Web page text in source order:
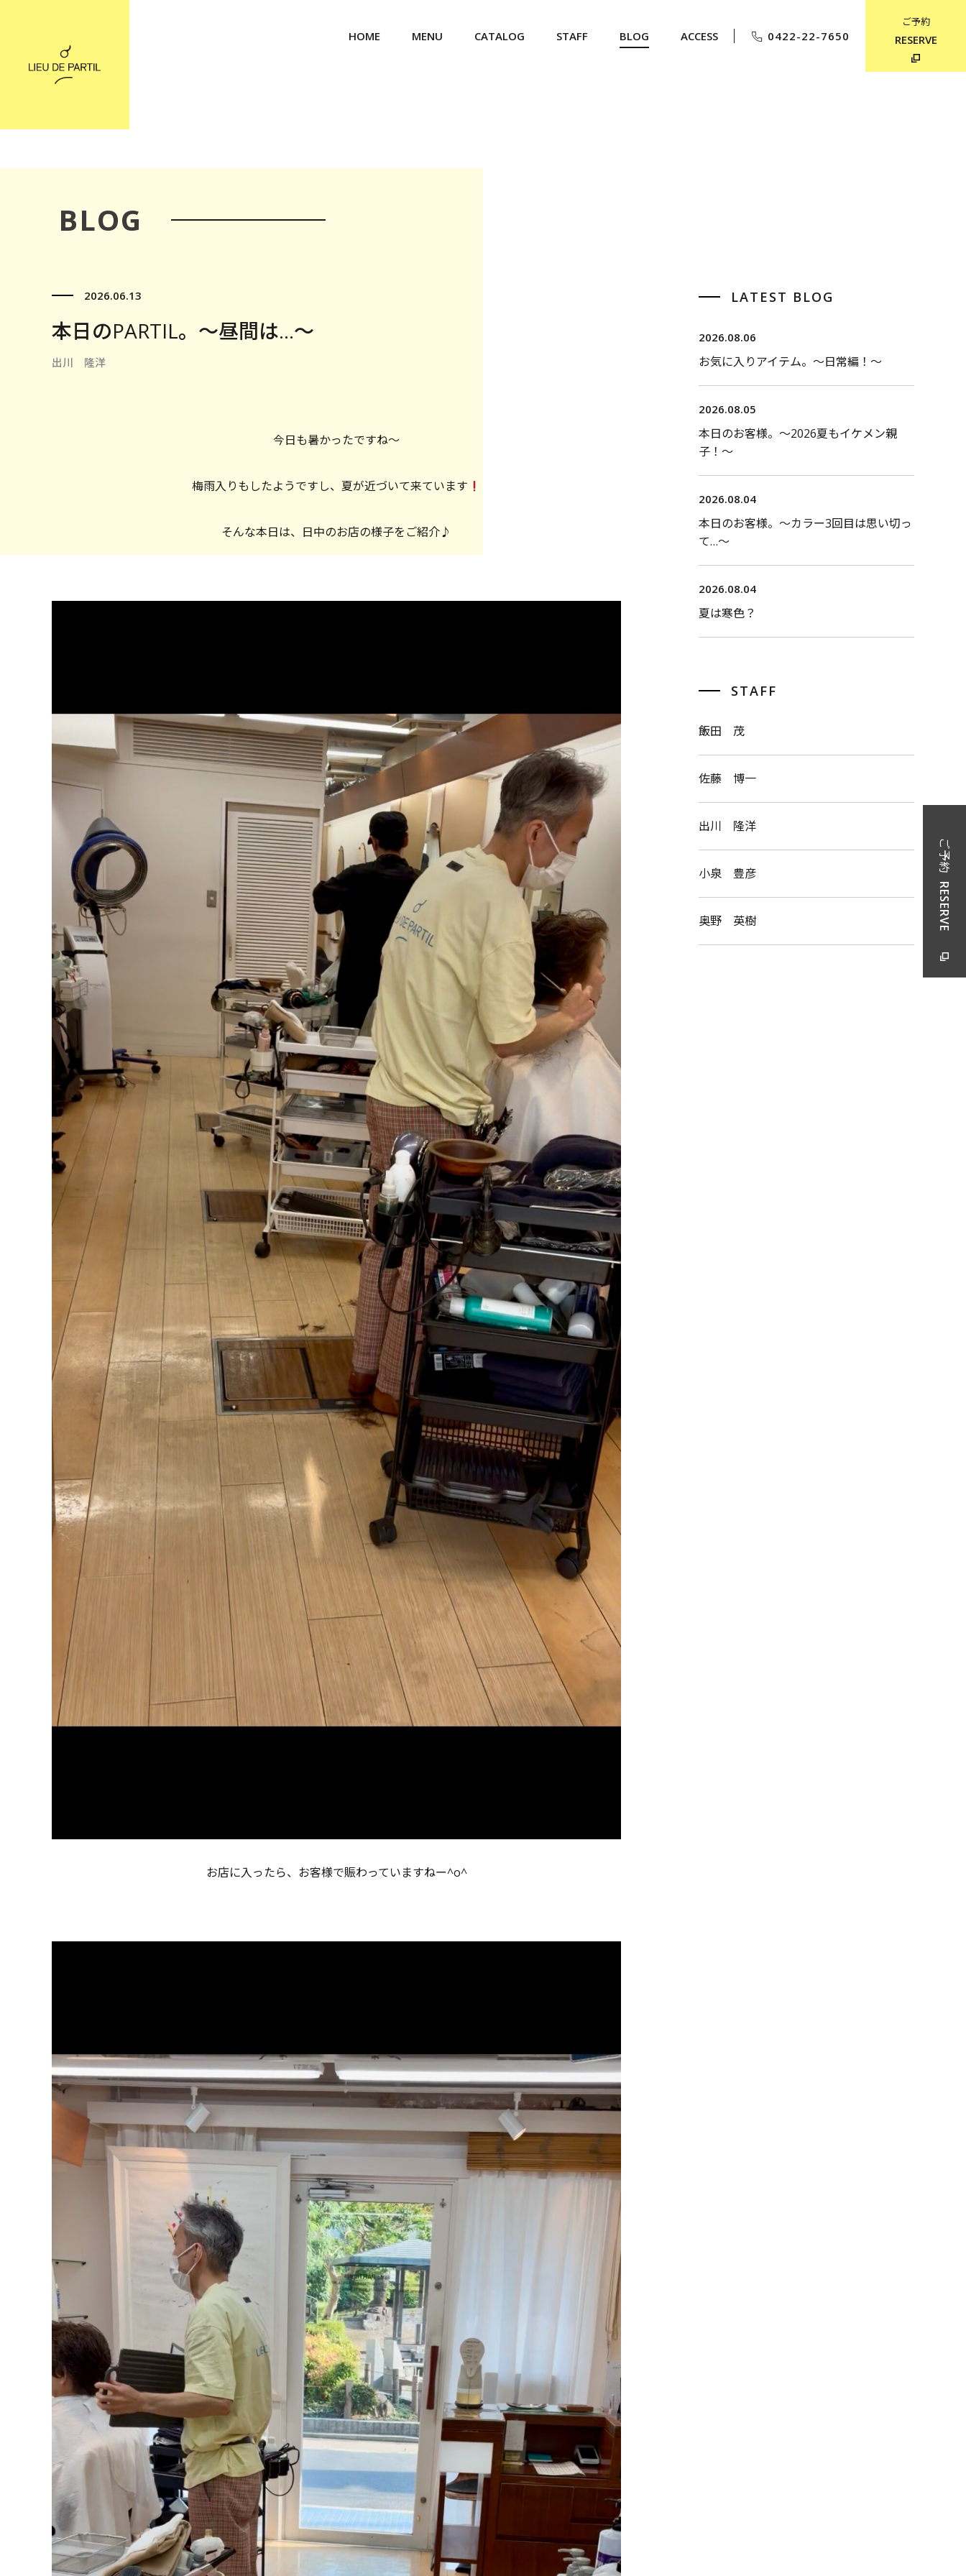
HOME MENU CATALOG STAFF BLOG ACCESS 0422-22-7650
ご予約
RESERVE
BLOG
2026.06.13
本日のPARTIL。〜昼間は…〜
出川 隆洋
今日も暑かったですね〜
梅雨入りもしたようですし、夏が近づいて来ています
そんな本日は、日中のお店の様子をご紹介♪
お店に入ったら、お客様で賑わっていますねー^o^
LATEST BLOG
2026.08.06
お気に入りアイテム。〜日常編！〜
2026.08.05
本日のお客様。〜2026夏もイケメン親
子！〜
2026.08.04
本日のお客様。〜カラー3回目は思い切っ
て…〜
2026.08.04
夏は寒色？
STAFF
飯田 茂
佐藤 博一
出川 隆洋
小泉 豊彦
奥野 英樹
ご予約
RESERVE